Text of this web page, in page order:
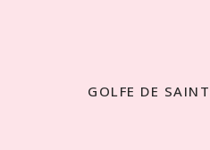
GOLFE DE